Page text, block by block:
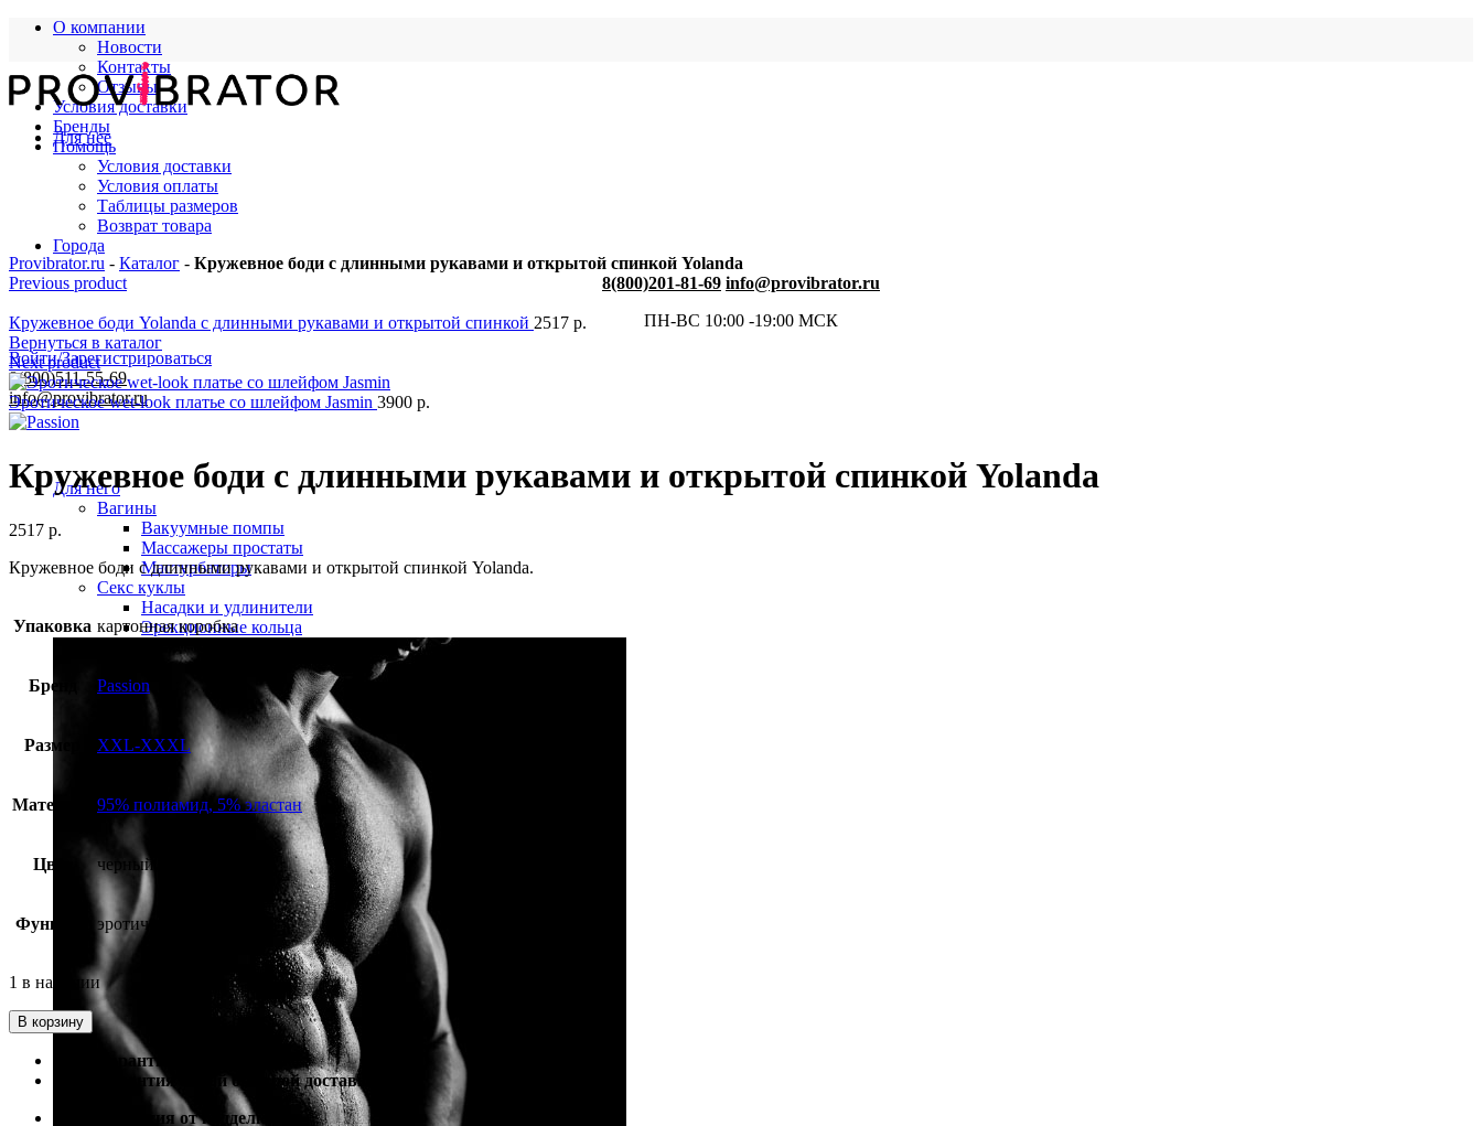
О компании
Новости
Контакты
Отзывы
Условия доставки
Бренды
Помощь
Условия доставки
Условия оплаты
Таблицы размеров
Возврат товара
Города
8(800)201-81-69 info@provibrator.ru
ПН-ВС 10:00 -19:00 МСК
Войти/Зарегистрироваться
8(800)511-55-69
info@provibrator.ru
Для нее
Для него
Вагины
Вакуумные помпы
Массажеры простаты
Мастурбаторы
Секс куклы
Насадки и удлинители
Эрекционные кольца
Provibrator.ru - Каталог - Кружевное боди с длинными рукавами и открытой спинкой Yolanda
Previous product
Кружевное боди Yolanda с длинными рукавами и открытой спинкой 2517 р.
Вернуться в каталог
Next product
Эротическое wet-look платье со шлейфом Jasmin 3900 р.
Кружевное боди с длинными рукавами и открытой спинкой Yolanda
2517 р.
Кружевное боди с длинными рукавами и открытой спинкой Yolanda.
Упаковка картонная коробка
Бренд Passion
Размер XXL-XXXL
Материал 95% полиамид, 5% эластан
Цвет черный
Функция эротичная одежда
1 в наличии
В корзину
100% гарантия лучшей цены
100% гарантия самой быстрой доставки
100% гарантия от подделки